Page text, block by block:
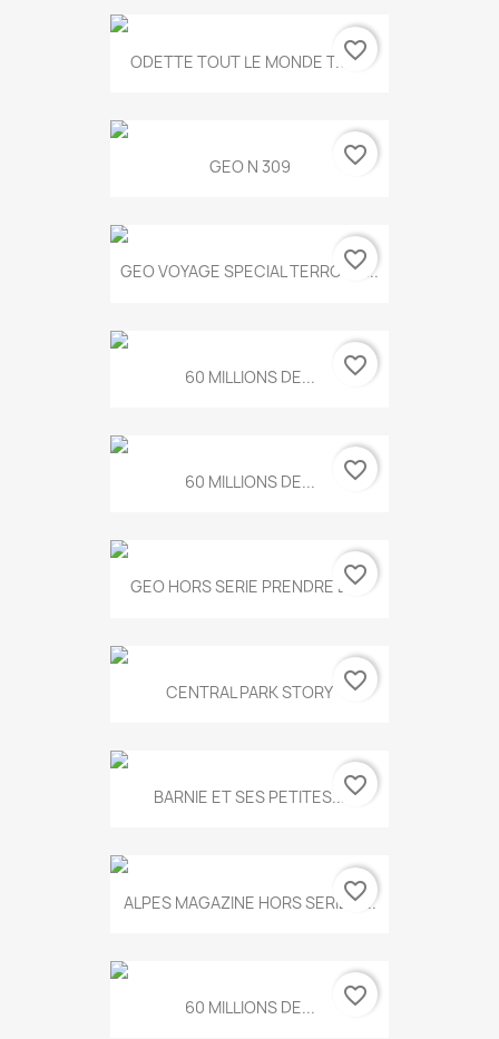
ODETTE TOUT LE MONDE T.546
favorite_border
GEO N 309 favorite_border
GEO VOYAGE SPECIAL TERROIRS...
favorite_border
60 MILLIONS DE... favorite_border
60 MILLIONS DE... favorite_border
GEO HORS SERIE PRENDRE LE...
favorite_border
CENTRAL PARK STORY favorite_border
BARNIE ET SES PETITES...favorite_border
ALPES MAGAZINE HORS SERIE N...
favorite_border
60 MILLIONS DE... favorite_border